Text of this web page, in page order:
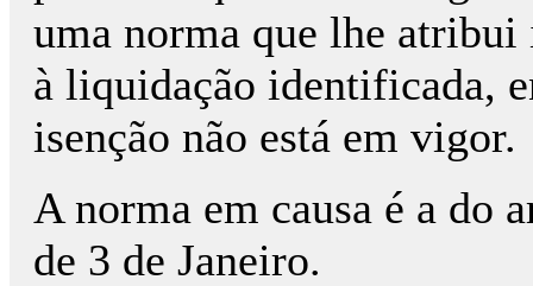
uma norma que lhe atribui
à liquidação identificada,
isenção não está em vigor.
A norma em causa é a do
de 3 de Janeiro.